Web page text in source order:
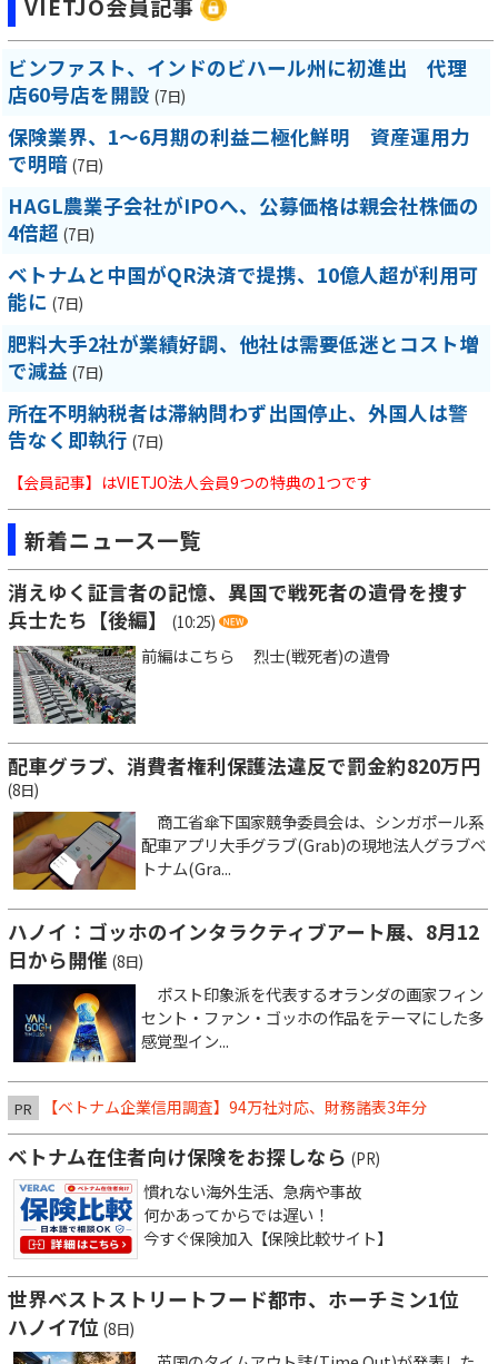
VIETJO会員記事
ビンファスト、インドのビハール州に初進出 代理
店60号店を開設 (7日)
保険業界、1～6月期の利益二極化鮮明 資産運用力
で明暗 (7日)
HAGL農業子会社がIPOへ、公募価格は親会社株価の
4倍超 (7日)
ベトナムと中国がQR決済で提携、10億人超が利用可
能に (7日)
肥料大手2社が業績好調、他社は需要低迷とコスト増
で減益 (7日)
所在不明納税者は滞納問わず出国停止、外国人は警
告なく即執行 (7日)
【会員記事】はVIETJO法人会員9つの特典の1つです
新着ニュース一覧
消えゆく証言者の記憶、異国で戦死者の遺骨を捜す
兵士たち【後編】
(10:25)
前編はこちら 烈士(戦死者)の遺骨
配車グラブ、消費者権利保護法違反で罰金約820万円
(8日)
商工省傘下国家競争委員会は、シンガポール系
配車アプリ大手グラブ(Grab)の現地法人グラブベ
トナム(Gra...
ハノイ：ゴッホのインタラクティブアート展、8月12
日から開催 (8日)
ポスト印象派を代表するオランダの画家フィン
セント・ファン・ゴッホの作品をテーマにした多
感覚型イン...
PR 【ベトナム企業信用調査】94万社対応、財務諸表3年分
ベトナム在住者向け保険をお探しなら (PR)
慣れない海外生活、急病や事故
何かあってからでは遅い！
今すぐ保険加入【保険比較サイト】
世界ベストストリートフード都市、ホーチミン1位
ハノイ7位 (8日)